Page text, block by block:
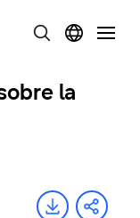
la